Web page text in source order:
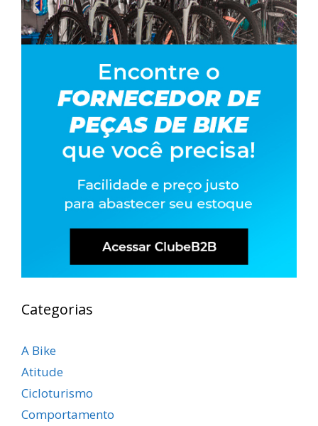
Categorias
A Bike
Atitude
Cicloturismo
Comportamento